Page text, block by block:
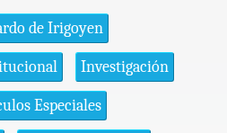
de Irigoyen
Investigación
Especiales